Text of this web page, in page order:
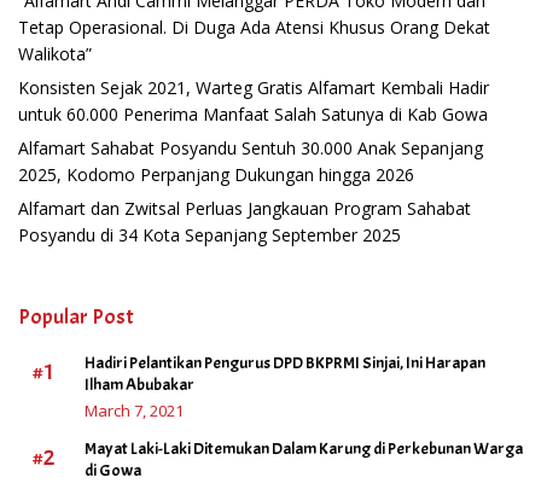
Tetap Operasional. Di Duga Ada Atensi Khusus Orang Dekat
Walikota”
Konsisten Sejak 2021, Warteg Gratis Alfamart Kembali Hadir
untuk 60.000 Penerima Manfaat Salah Satunya di Kab Gowa
Alfamart Sahabat Posyandu Sentuh 30.000 Anak Sepanjang
2025, Kodomo Perpanjang Dukungan hingga 2026
Alfamart dan Zwitsal Perluas Jangkauan Program Sahabat
Posyandu di 34 Kota Sepanjang September 2025
Popular Post
#1
Hadiri Pelantikan Pengurus DPD BKPRMI Sinjai, Ini Harapan
Ilham Abubakar
March 7, 2021
#2
Mayat Laki-Laki Ditemukan Dalam Karung di Perkebunan Warga
di Gowa